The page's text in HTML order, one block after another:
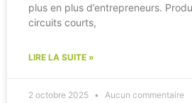
plus en plus d’entrepreneurs.
circuits courts,
LIRE LA SUITE »
2 octobre 2025 Aucun commentaire